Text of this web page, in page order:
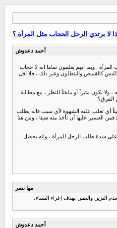
لا يرتدي الرجل الحجاب مثل المرأة ؟
أحمد دعدوش
. وبما انهم يعلمون تماما انه لا حجاب
كالقميص والبنطلون وغير ذلك ، فلا اقل
يكون مثيراً أو ملفتاً للنظر ، مع مطالبة
الفرق؟
أي تغلب عليه الشهوة لأي سبب فانه يطلب
العسير عليها أن تأخذ منه شيئا ، ومن هنا
على شدة طلب الرجل للمرأة ، وانه يحصل
مها نصر
والتفنن بهدف إغراء النساء،
أحمد دعدوش